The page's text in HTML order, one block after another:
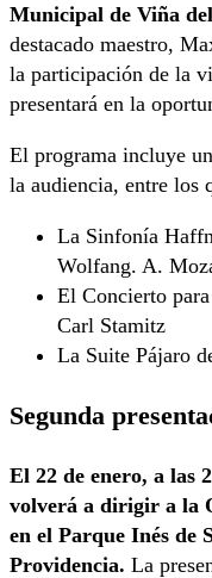
Municipal de Viña
destacado maestro,
la participación de la
presentará en la
El programa incluye
la audiencia, entre los
La Sinfonía
Wolfang. A.
El Concierto
Carl Stamitz
La Suite Pájaro
Segunda
El 22 de enero, a las
volverá a dirigir a la
en el Parque Inés de
Providencia. La